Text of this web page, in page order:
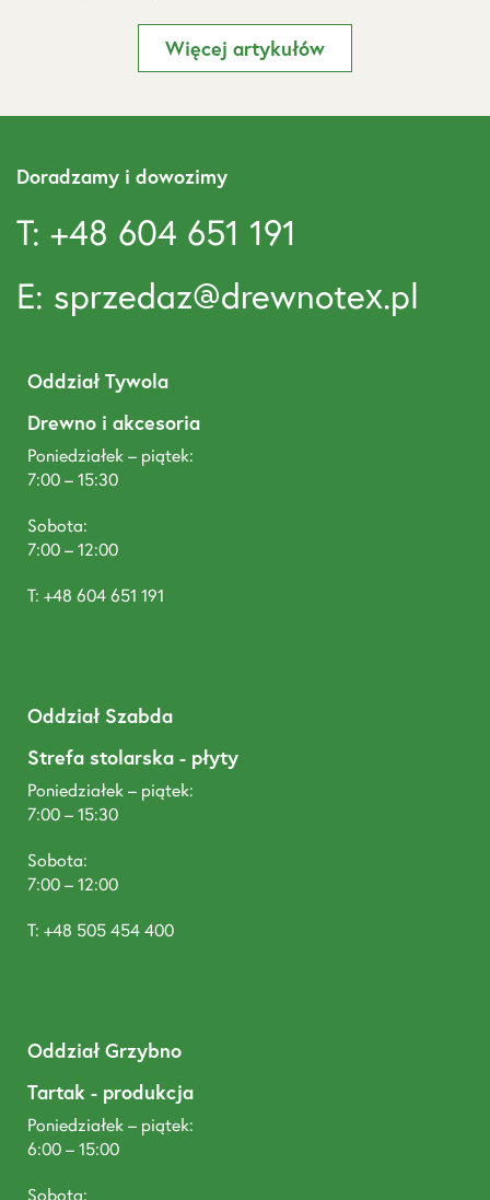
Więcej artykułów
Doradzamy i dowozimy
T: +48 604 651 191
E: sprzedaz@drewnotex.pl
Oddział Tywola
Drewno i akcesoria
Poniedziałek – piątek:
7:00 – 15:30
Sobota:
7:00 – 12:00
T: +48 604 651 191
Oddział Szabda
Strefa stolarska - płyty
Poniedziałek – piątek:
7:00 – 15:30
Sobota:
7:00 – 12:00
T: +48 505 454 400
Oddział Grzybno
Tartak - produkcja
Poniedziałek – piątek:
6:00 – 15:00
Sobota: